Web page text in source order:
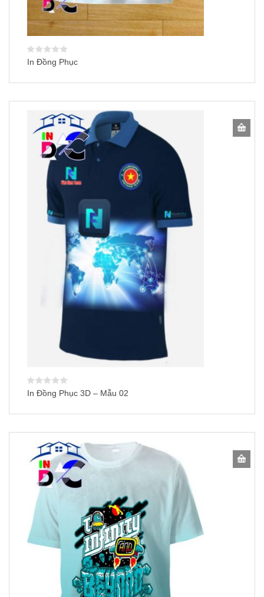
In Đồng Phục
In Đồng Phục 3D – Mẫu 02